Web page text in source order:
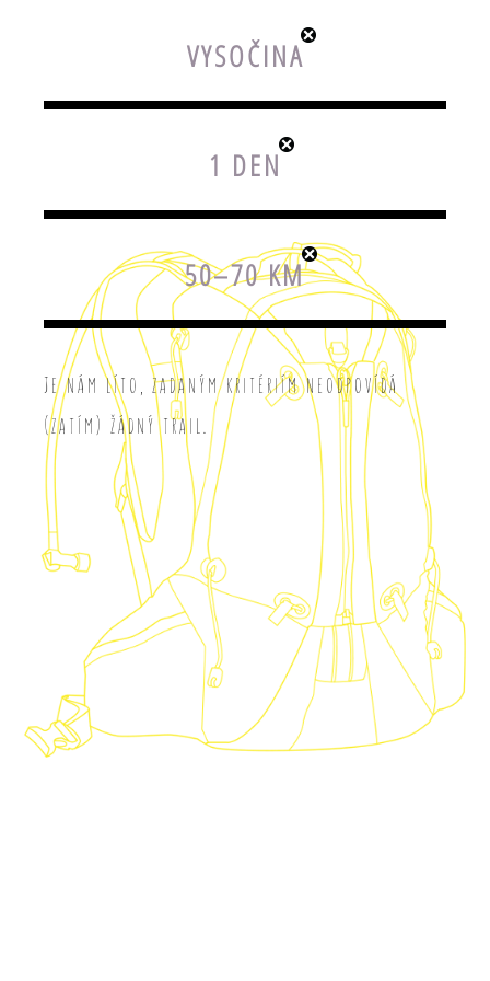
VYSOČINA
1 DEN
50–70 KM
Je nám líto, zadaným kritériím neodpovídá
(zatím) žádný trail.